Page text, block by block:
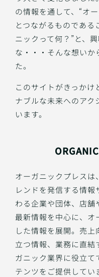
の情報を通して、“オ
とつながるものである
ニックって何？”と、
な・・・そんな想いか
た。
このサイトがきっかけ
ナブルな未来へのアク
います。
オーガニックプレスは
レンドを発信する情
わる企業や団体、店舗
最新情報を中心に、
した情報を展開。売
立つ情報、業務に直結
ガニック業界に役立て
テンツをご提供してい